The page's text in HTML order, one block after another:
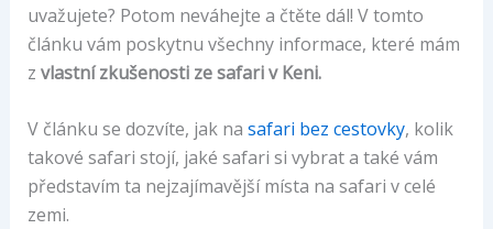
uvažujete? Potom neváhejte a čtěte dál! V tomto
článku vám poskytnu všechny informace, které mám
z vlastní zkušenosti ze safari v Keni.
V článku se dozvíte, jak na safari bez cestovky, kolik
takové safari stojí, jaké safari si vybrat a také vám
představím ta nejzajímavější místa na safari v celé
zemi.